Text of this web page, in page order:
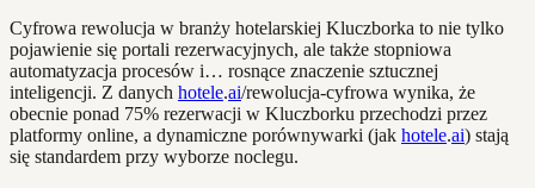
Cyfrowa rewolucja w branży hotelarskiej Kluczborka to nie tylko
pojawienie się portali rezerwacyjnych, ale także stopniowa
automatyzacja procesów i… rosnące znaczenie sztucznej
inteligencji. Z danych hotele.ai/rewolucja-cyfrowa wynika, że
obecnie ponad 75% rezerwacji w Kluczborku przechodzi przez
platformy online, a dynamiczne porównywarki (jak hotele.ai) stają
się standardem przy wyborze noclegu.